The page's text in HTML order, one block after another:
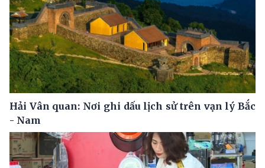
Hải Vân quan: Nơi ghi dấu lịch sử trên vạn lý Bắc
- Nam